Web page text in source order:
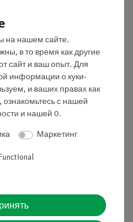
спецификации
Гц
аккумулятор,
кабель.
на нашем сайте.
в то время как другие
сайт и ваш опыт. Для
информации о куки-
и ваших правах как
ознакомьтесь с нашей
и нашей 0.
Маркетинг
Functional